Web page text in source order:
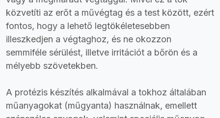
közvetíti az erőt a művégtag és a test között, ezért
fontos, hogy a lehető legtökéletesebben
illeszkedjen a végtaghoz, és ne okozzon
semmiféle sérülést, illetve irritációt a bőrön és a
mélyebb szövetekben.
A protézis készítés alkalmával a tokhoz általában
műanyagokat (műgyanta) használnak, emellett